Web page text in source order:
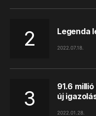
Legenda
2022.07.18.
91.6
új
2022.01.28.